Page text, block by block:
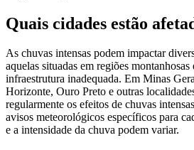
Quais cidades estão
As chuvas intensas podem impactar
aquelas situadas em regiões montanhosas
infraestrutura inadequada. Em Minas
Horizonte, Ouro Preto e outras
regularmente os efeitos de chuvas
avisos meteorológicos específicos para
e a intensidade da chuva podem variar.